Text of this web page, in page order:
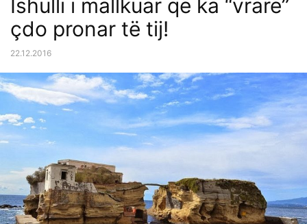
Ishulli i mallkuar që ka “vrarë”
çdo pronar të tij!
22.12.2016